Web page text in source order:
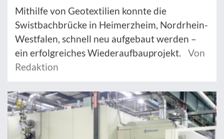
Mithilfe von Geotextilien konnte die
Swistbachbrücke in Heimerzheim, Nordrhein-
Westfalen, schnell neu aufgebaut werden –
ein erfolgreiches Wiederaufbauprojekt.
Von
Redaktion